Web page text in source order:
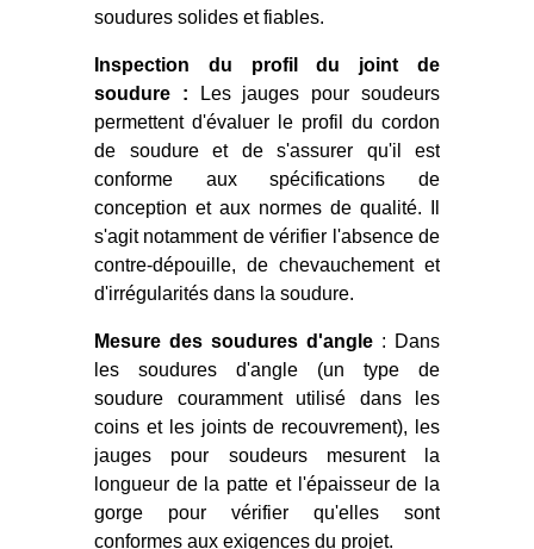
soudures solides et fiables.
Inspection du profil du joint de
soudure : Les jauges pour soudeurs
permettent d'évaluer le profil du cordon
de soudure et de s'assurer qu'il est
conforme aux spécifications de
conception et aux normes de qualité. Il
s'agit notamment de vérifier l'absence de
contre-dépouille, de chevauchement et
d'irrégularités dans la soudure.
Mesure des soudures d'angle : Dans
les soudures d'angle (un type de
soudure couramment utilisé dans les
coins et les joints de recouvrement), les
jauges pour soudeurs mesurent la
longueur de la patte et l'épaisseur de la
gorge pour vérifier qu'elles sont
conformes aux exigences du projet.